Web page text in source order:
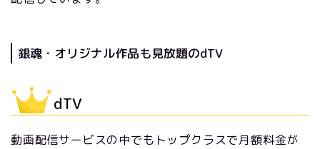
銀魂・オリジナル作品も見放題のdTV
dTV
動画配信サービスの中でもトップクラスで月額料金が